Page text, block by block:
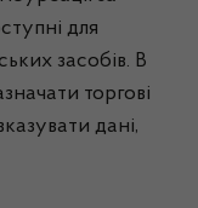
для
засобів. В
торгові
дані,